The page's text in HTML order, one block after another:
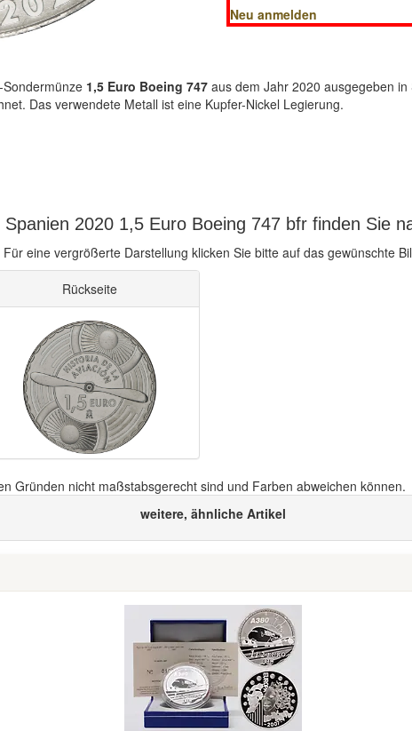
Neu anmelden
1,5 Euro Boeing 747 aus dem Jahr 2020 ausgegeben
Das verwendete Metall ist eine Kupfer-Nickel Legierung.
2020 1,5 Euro Boeing 747 bfr finden Sie
Für eine vergrößerte Darstellung klicken Sie bitte auf das gewünschte
Rückseite
Gründen nicht maßstabsgerecht sind und Farben abweichen können.
weitere, ähnliche Artikel